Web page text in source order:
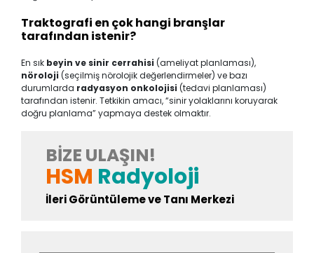
BIZE ULAŞIN!
HSM Radyoloji
İleri Görüntüleme ve Tanı Merkezi
Traktografi en çok hangi branşlar
tarafından istenir?
En sık beyin ve sinir cerrahisi (ameliyat planlaması),
nöroloji (seçilmiş nörolojik değerlendirmeler) ve bazı
durumlarda radyasyon onkolojisi (tedavi planlaması)
tarafından istenir. Tetkikin amacı, “sinir yolaklarını koruyarak
doğru planlama” yapmaya destek olmaktır.